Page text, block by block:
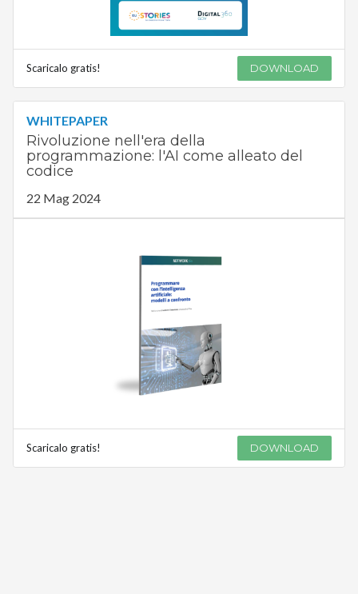
Scaricalo gratis! DOWNLOAD
WHITEPAPER
Rivoluzione nell'era della
programmazione: l'AI come alleato del
codice
22 Mag 2024
Scaricalo gratis! DOWNLOAD